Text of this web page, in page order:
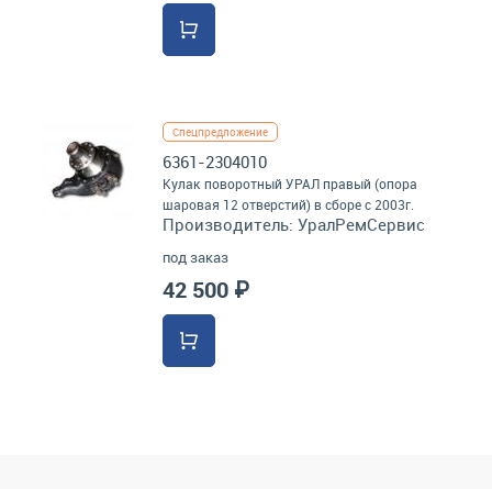
Спецпредложение
6361-2304010
Кулак поворотный УРАЛ правый (опора
шаровая 12 отверстий) в сборе с 2003г.
Производитель: УралРемСервис
под заказ
42 500 ₽